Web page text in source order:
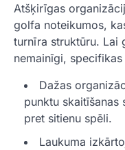
Atšķirīgas
golfa noteikumos,
turnīra struktūru. Lai
nemainīgi,
Dažas
punktu skaitīšanas
pret sitienu spēli.
Laukuma